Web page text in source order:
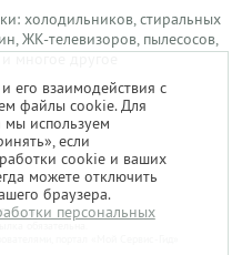
холодильников, стиральных
ЖК-телевизоров, пылесосов,
многое другое
обязательна.
портал «Мой Сервис-Гид»
его взаимодействия с
файлы cookie. Для
используем
если
cookie и ваших
можете отключить
браузера.
персональных